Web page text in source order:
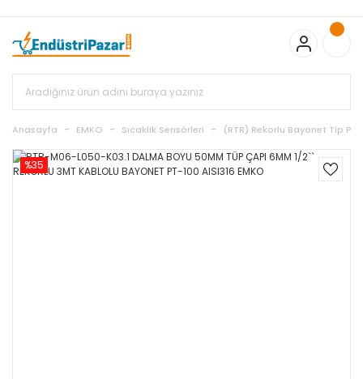
Bayonet J Tip Termokupul Ürünlerinde 50 Adet Alımlarda
Sepette Ekstra %5 İskonto...
50.000,00TL ve Üzeri EMKO Ürünleri
Alışverişlerinizde Sepette %5 EK İNDİRİM...
%15 İskonto... 50.000,00TL ve Üzeri GEMO Ürünleri
Alışverişlerinizde Sepette %3 EK İNDİRİM...
Standart Bayonet J Tip Termokupul Ürünlerinde 100 Adet
Anasayfa EMKO Sıcaklık Sensörleri (RTR) Rekorlu Bayonet Tip
%35